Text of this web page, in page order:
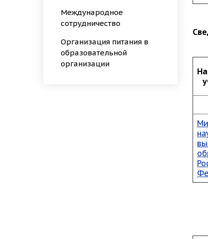
Международное
сотрудничество
Организация питания в
образовательной
организации